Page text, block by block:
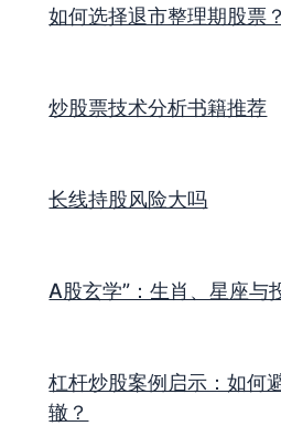
如何选择退市整理期股票？
炒股票技术分析书籍推荐
长线持股风险大吗
A股玄学”：生肖、星座与
杠杆炒股案例启示：如何
辙？